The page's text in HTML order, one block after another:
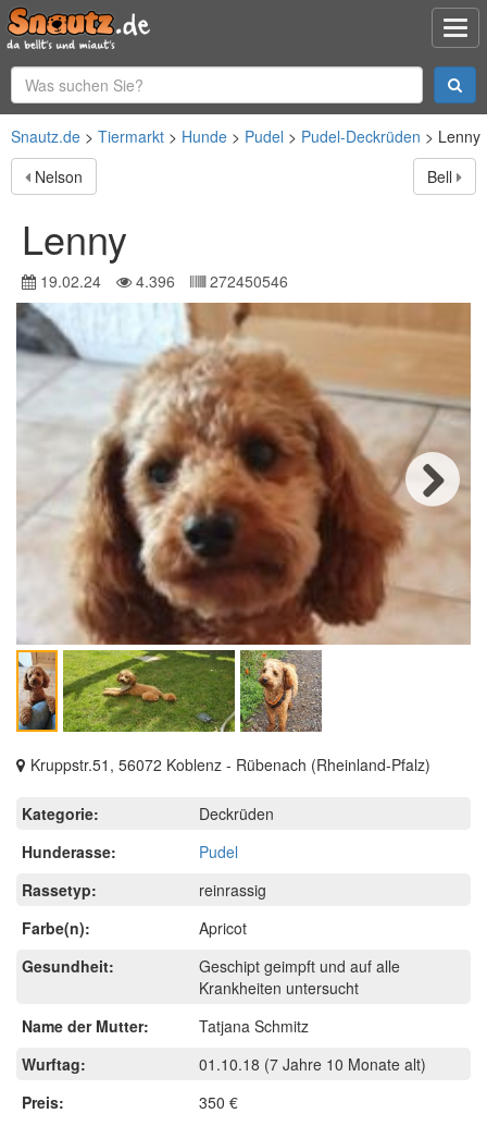
Snautz.de Tiermarkt Hunde Pudel Pudel-Deckrüden
Lenny
Nelson
Bell
Lenny
19.02.24 4.396 272450546
Kruppstr.51, 56072 Koblenz - Rübenach (Rheinland-Pfalz)
Kategorie:
Deckrüden
Hunderasse:
Pudel
Rassetyp:
reinrassig
Farbe(n):
Apricot
Gesundheit:
Geschipt geimpft und auf alle
Krankheiten untersucht
Name der Mutter:
Tatjana Schmitz
Wurftag:
01.10.18 (7 Jahre 10 Monate alt)
Preis:
350 €